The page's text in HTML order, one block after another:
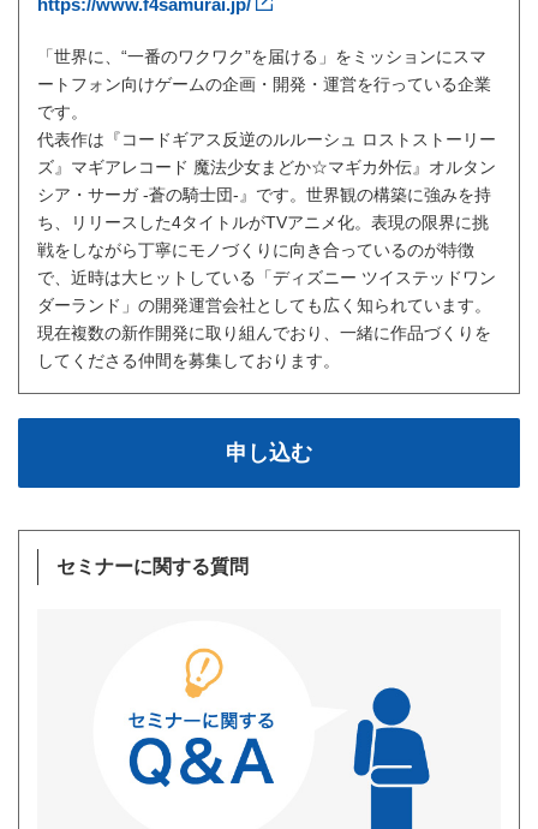
https://www.f4samurai.jp/
「世界に、“一番のワクワク”を届ける」をミッションにスマ
ートフォン向けゲームの企画・開発・運営を行っている企業
です。
代表作は『コードギアス反逆のルルーシュ ロストストーリー
ズ』マギアレコード 魔法少女まどか☆マギカ外伝』オルタン
シア・サーガ -蒼の騎士団-』です。世界観の構築に強みを持
ち、リリースした4タイトルがTVアニメ化。表現の限界に挑
戦をしながら丁寧にモノづくりに向き合っているのが特徴
で、近時は大ヒットしている「ディズニー ツイステッドワン
ダーランド」の開発運営会社としても広く知られています。
現在複数の新作開発に取り組んでおり、一緒に作品づくりを
してくださる仲間を募集しております。
申し込む
セミナーに関する質問